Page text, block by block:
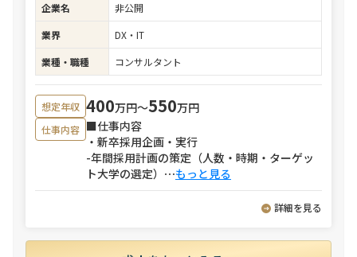
企業名
非公開
業界
DX・IT
業種・職種
コンサルタント
想定年収 400万円〜550万円
仕事内容 ■仕事内容
・新卒採用企画・実行
-年間採用計画の策定（人数・時期・ターゲッ
ト大学の選定） ⋯もっと見る
詳細を見る